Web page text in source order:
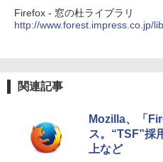
New
11インチ
レージ、
Firefox - 窓の杜ライブラリ
http://www.forest.impress.co.jp/
関連記事
Mozilla、「
ス。“TSF”採
上など